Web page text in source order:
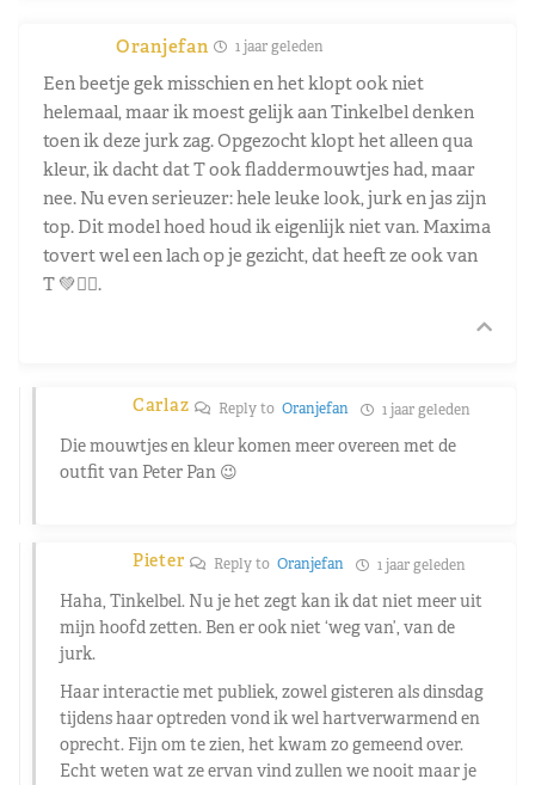
Oranjefan 1 jaar geleden
Een beetje gek misschien en het klopt ook niet
helemaal, maar ik moest gelijk aan Tinkelbel denken
toen ik deze jurk zag. Opgezocht klopt het alleen qua
kleur, ik dacht dat T ook fladdermouwtjes had, maar
nee. Nu even serieuzer: hele leuke look, jurk en jas zijn
top. Dit model hoed houd ik eigenlijk niet van. Maxima
tovert wel een lach op je gezicht, dat heeft ze ook van
T 💚🧚‍♂️.
Carlaz Reply toOranjefan 1 jaar geleden
Die mouwtjes en kleur komen meer overeen met de
outfit van Peter Pan 😉
Pieter Reply toOranjefan 1 jaar geleden
Haha, Tinkelbel. Nu je het zegt kan ik dat niet meer uit
mijn hoofd zetten. Ben er ook niet ‘weg van’, van de
jurk.
Haar interactie met publiek, zowel gisteren als dinsdag
tijdens haar optreden vond ik wel hartverwarmend en
oprecht. Fijn om te zien, het kwam zo gemeend over.
Echt weten wat ze ervan vind zullen we nooit maar je